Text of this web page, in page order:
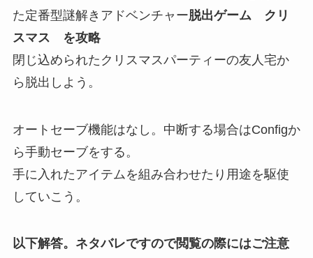
た定番型謎解きアドベンチャー脱出ゲーム クリ
スマス を攻略
閉じ込められたクリスマスパーティーの友人宅か
ら脱出しよう。
オートセーブ機能はなし。中断する場合はConfigか
ら手動セーブをする。
手に入れたアイテムを組み合わせたり用途を駆使
していこう。
以下解答。ネタバレですので閲覧の際にはご注意